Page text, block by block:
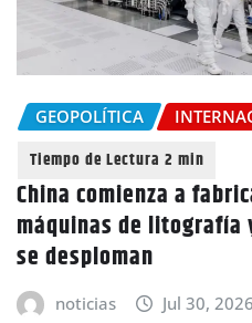
GEOPOLÍTICA
China comienza a
máquinas de litografía
se desploman
noticias Jul 30, 2026